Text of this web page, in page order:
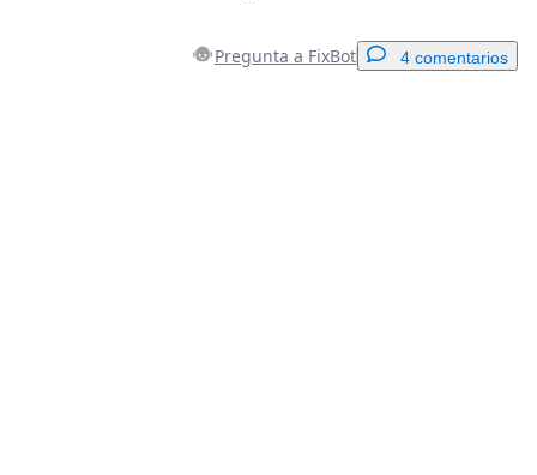
Pregunta a FixBot 4 comentarios